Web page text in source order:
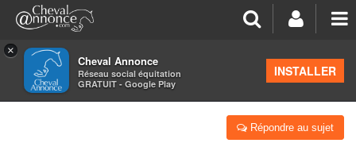
×
Cheval Annonce
Réseau social équitation
GRATUIT - Google Play
INSTALLER
>Équipements
SELLE DE LA BONNE TAILLE ?
Répondre au sujet